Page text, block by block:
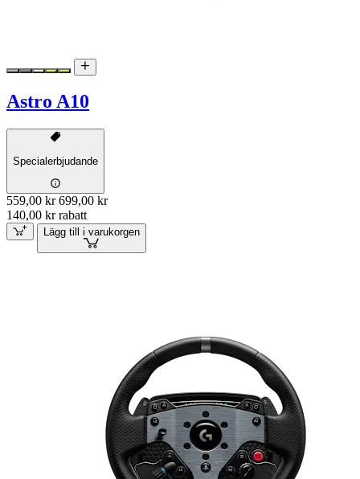
Astro A10
Specialerbjudande
559,00 kr 699,00 kr
140,00 kr rabatt
Lägg till i varukorgen